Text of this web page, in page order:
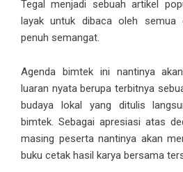
Tegal menjadi sebuah artikel
layak untuk dibaca oleh semua
penuh semangat.
Agenda bimtek ini nantinya
luaran nyata berupa terbitnya
budaya lokal yang ditulis
bimtek. Sebagai apresiasi atas
masing peserta nantinya akan
buku cetak hasil karya bersama